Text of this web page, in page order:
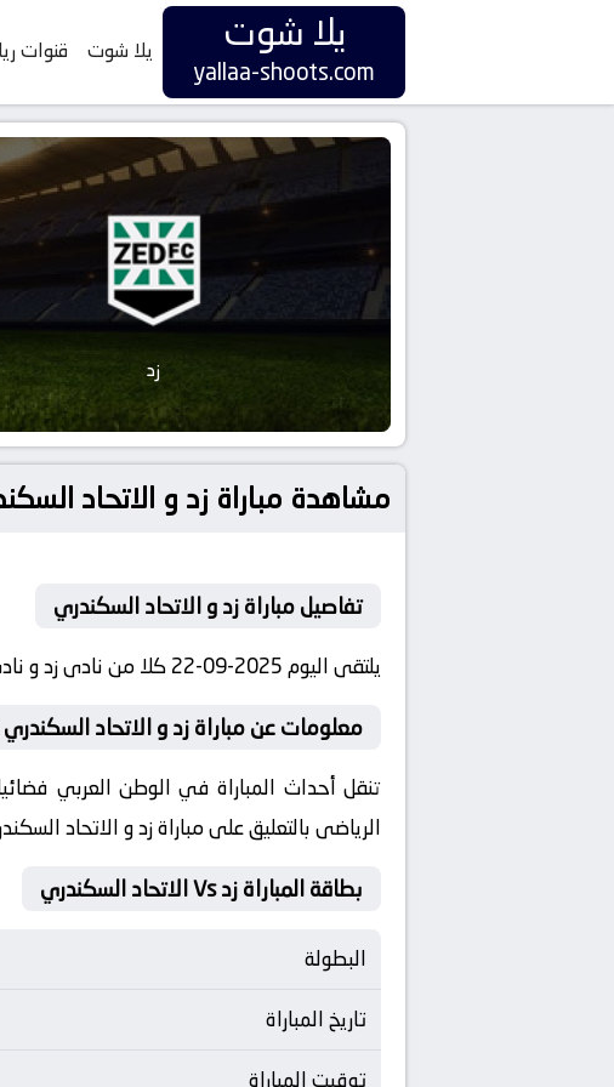
يلا شوت
yallaa-shoots.com
يلا شوت قنوات
زد
مشاهدة مباراة زد و الاتحاد السكندري بتاريخ 2025-09-22 في
تفاصيل مباراة زد و الاتحاد السكندري
يلتقى اليوم 2025-09-22 كلا من نادى زد و نادي الاتحاد السكندري فى بطولة مصر, الدوري المصري فى تمام الساعه 20:00 بتوقيت مصر.
معلومات عن مباراة زد و الاتحاد السكندري 2025-09-22
الرياضى بالتعليق على مباراة زد و الاتحاد
بطاقة المباراة زد Vs الاتحاد السكندري
البطولة
تاريخ المباراة
توقيت المباراة